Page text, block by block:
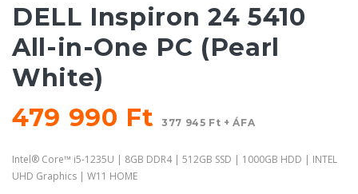
DELL Inspiron 24 5410
All-in-One PC (Pearl
White)
479 990 Ft
377 945 Ft + ÁFA
Intel® Core™ i5-1235U | 8GB DDR4 | 512GB SSD | 1000GB HDD | INTEL
UHD Graphics | W11 HOME